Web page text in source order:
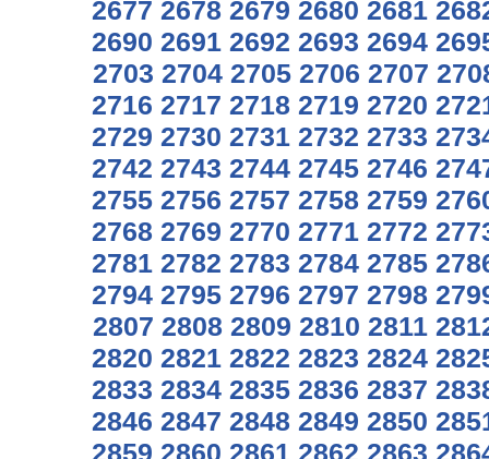
2677 2678 2679 2680 2681
2690 2691 2692 2693 2694
2703 2704 2705 2706 2707
2716 2717 2718 2719 2720
2729 2730 2731 2732 2733
2742 2743 2744 2745 2746
2755 2756 2757 2758 2759
2768 2769 2770 2771 2772
2781 2782 2783 2784 2785
2794 2795 2796 2797 2798
2807 2808 2809 2810 2811
2820 2821 2822 2823 2824
2833 2834 2835 2836 2837
2846 2847 2848 2849 2850
2859 2860 2861 2862 2863